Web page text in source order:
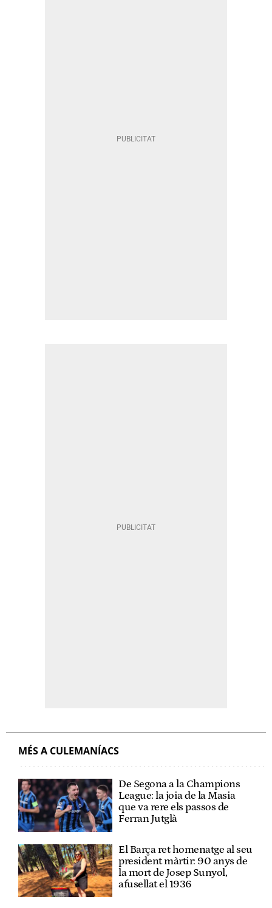
MÉS A CULEMANÍACS
De Segona a la Champions
League: la joia de la Masia
que va rere els passos de
Ferran Jutglà
El Barça ret homenatge al seu
president màrtir: 90 anys de
la mort de Josep Sunyol,
afusellat el 1936